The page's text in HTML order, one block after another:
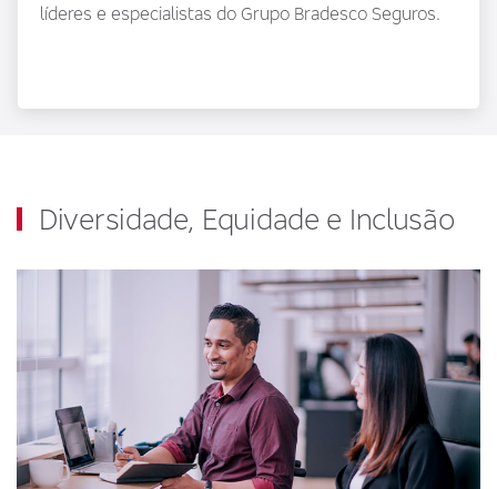
líderes e especialistas do Grupo Bradesco Seguros.
Diversidade, Equidade e Inclusão